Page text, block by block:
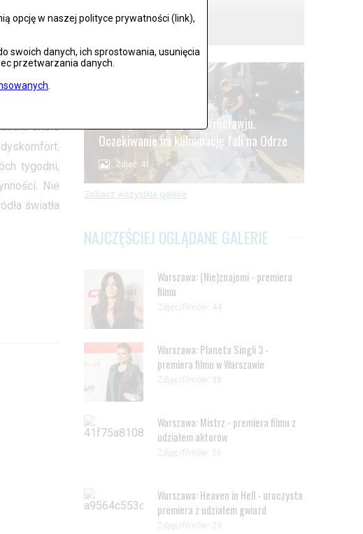
opcję w naszej polityce prywatności (link),
swoich danych, ich sprostowania, usunięcia
przetwarzania danych.
polega na
pomocy
Zabieg
około
tygodni,
Nie
światła
Zdjęć: 59
Alarm powodziowy we Wrocławiu.
Oczekiwanie na kulminację fali na Odrze
Zdjęć: 41
Zobacz wszystkie galerie
NAJCZĘŚCIEJ OGLĄDANE GALERIE
Warszawa: (Nie)znajomi - premiera
filmu
Zdjęc/filmów: 44
Warszawa: Planeta Singli 3 -
premiera filmu w Warszawie
Zdjęc/filmów: 38
Warszawa: Mistrz - premiera filmu z
udziałem aktorów
Zdjęc/filmów: 26
Warszawa: Heaven in Hell - uroczysta
premiera z udziałem gwiazd
Zdjęc/filmów: 29